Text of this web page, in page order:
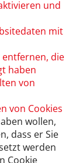
und
mit
entfernen, die
haben
von
von Cookies
wollen,
dass er Sie
werden
Cookie